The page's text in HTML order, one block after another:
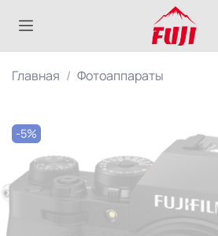
Главная Фотоаппараты
-5%